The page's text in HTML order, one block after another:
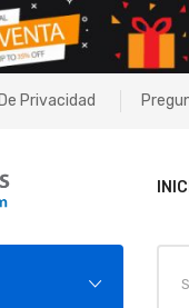
Privacidad